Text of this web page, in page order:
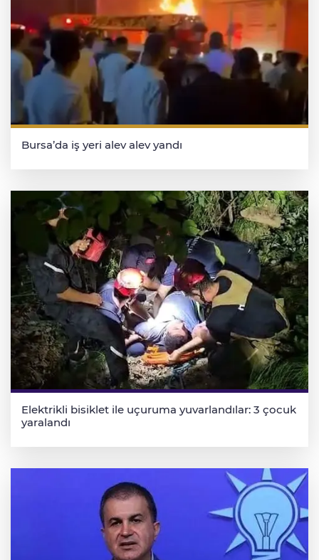
Bursa’da iş yeri alev alev yandı
Elektrikli bisiklet ile uçuruma yuvarlandılar: 3 çocuk
yaralandı